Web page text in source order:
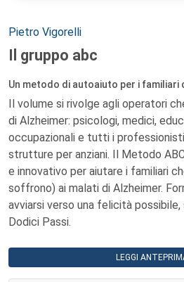
Autori:
Pietro Vigorelli
Il gruppo abc
Un metodo di autoaiuto per i familiari
Il volume si rivolge agli operatori
di Alzheimer: psicologi, medici,
occupazionali e tutti i
strutture per anziani. Il Metodo
e innovativo per aiutare i familiari
soffrono) ai malati di Alzheimer.
avviarsi verso una felicità
Dodici Passi.
LEGGI